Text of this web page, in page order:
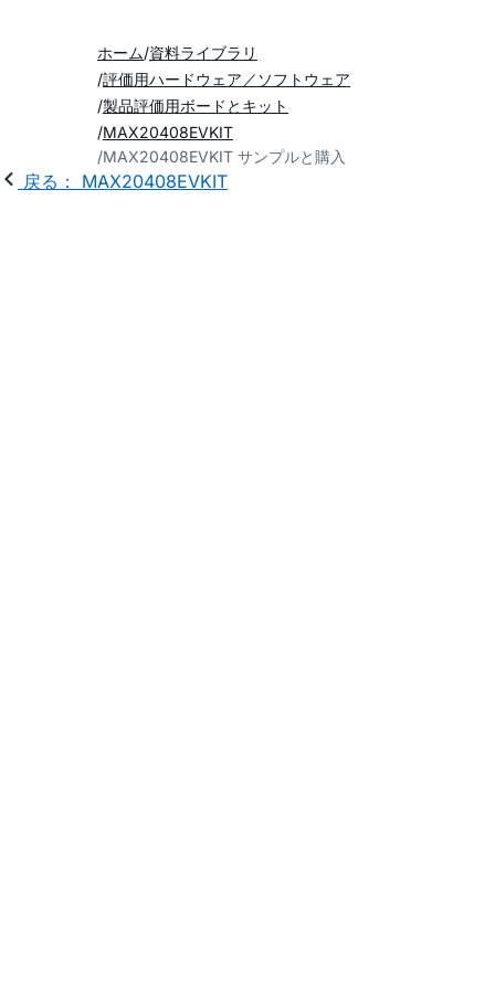
ホーム 資料ライブラリ
評価用ハードウェア／ソフトウェア
製品評価用ボードとキット
MAX20408EVKIT
MAX20408EVKIT サンプルと購入
戻る： MAX20408EVKIT